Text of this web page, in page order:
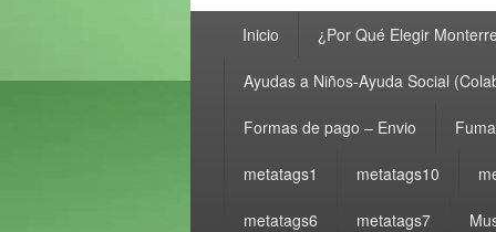
principalInicio ¿Por Qué Elegir
Ayudas a Niños-Ayuda Social
Formas de pago – Envio
metatags1 metatags10
metatags6 metatags7